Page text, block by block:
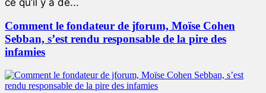
ce qu’il y a de...
Comment le fondateur de jforum, Moïse Cohen
Sebban, s’est rendu responsable de la pire des
infamies